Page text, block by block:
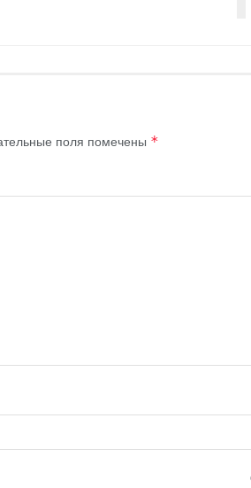
поля помечены *